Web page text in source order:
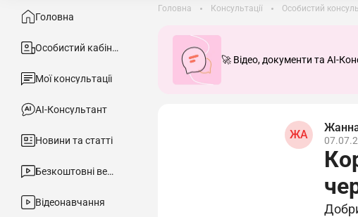
Головна
Особистий кабінет
Мої консультації
АІ-Консультант
Новини та статті
Безкоштовні вебінари
Відеонавчання
Головна Консультації Особистий
🚀 Відео, документи та AI-
ЖА